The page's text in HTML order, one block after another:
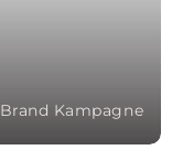
Brand Kampagne